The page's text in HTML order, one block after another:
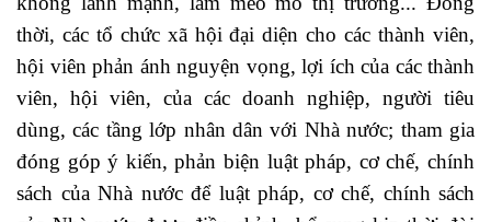
thời, các tổ chức xã hội đại diện cho các thành viên,
hội viên phản ánh nguyện vọng, lợi ích của các thành
viên, hội viên, của các doanh nghiệp, người tiêu
dùng, các tầng lớp nhân dân với Nhà nước; tham gia
đóng góp ý kiến, phản biện luật pháp, cơ chế, chính
sách của Nhà nước để luật pháp, cơ chế, chính sách